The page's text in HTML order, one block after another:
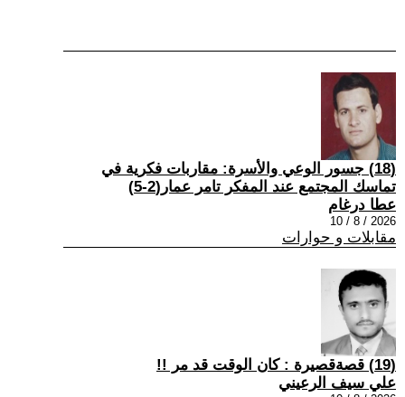
(18) جسور الوعي والأسرة: مقاربات فكرية في
تماسك المجتمع عند المفكر تامر عمار(2-5)
عطا درغام
2026 / 8 / 10
مقابلات و حوارات
(19) قصةقصيرة : كان الوقت قد مر !!
علي سيف الرعيني